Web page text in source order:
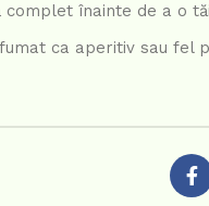
complet înainte de a o
ca aperitiv sau fel